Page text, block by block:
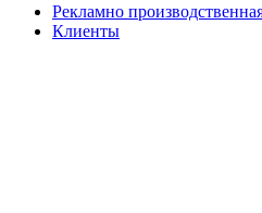
Рекламно
Клиенты